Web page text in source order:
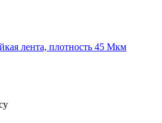
лента, плотность 45 Мкм